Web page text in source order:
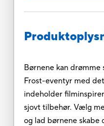
Børnene kan
Frost-eventyr med
indeholder
sjovt tilbehør. Vælg
og lad børnene skabe